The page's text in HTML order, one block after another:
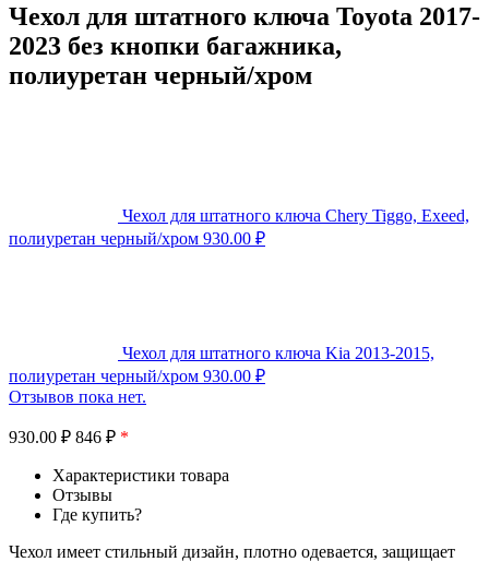
Чехол для штатного ключа Toyota 2017-
2023 без кнопки багажника,
полиуретан черный/хром
Чехол для штатного ключа Chery Tiggo, Exeed,
полиуретан черный/хром 930.00 ₽
Чехол для штатного ключа Kia 2013-2015,
полиуретан черный/хром 930.00 ₽
Отзывов пока нет.
930.00 ₽ 846 ₽ *
Характеристики товара
Отзывы
Где купить?
Чехол имеет стильный дизайн, плотно одевается, защищает